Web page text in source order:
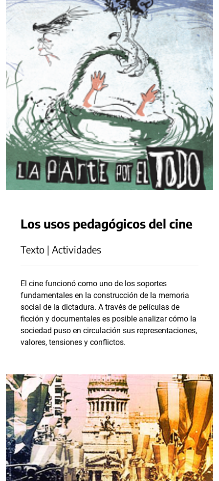
Los usos pedagógicos del cine
Texto | Actividades
El cine funcionó como uno de los soportes
fundamentales en la construcción de la memoria
social de la dictadura. A través de películas de
ficción y documentales es posible analizar cómo la
sociedad puso en circulación sus representaciones,
valores, tensiones y conflictos.